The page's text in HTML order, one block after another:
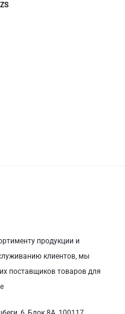
продукции и
клиентов, мы
поставщиков товаров для